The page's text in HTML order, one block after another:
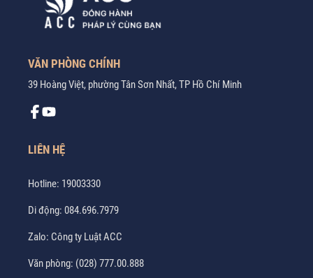
VĂN PHÒNG CHÍNH
39 Hoàng Việt, phường Tân Sơn Nhất, TP Hồ Chí Minh
LIÊN HỆ
Hotline: 19003330
Di động: 084.696.7979
Zalo: Công ty Luật ACC
Văn phòng: (028) 777.00.888